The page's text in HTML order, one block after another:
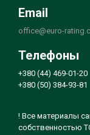
Email
office@euro-
Телефоны
+380 (44) 469-01-20
+380 (50) 384-93-81
! Все материалы
собственностью